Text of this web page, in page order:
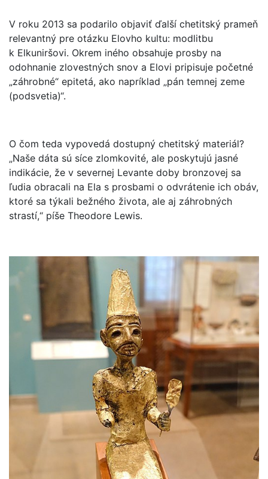
V roku 2013 sa podarilo objaviť ďalší chetitský prameň
relevantný pre otázku Elovho kultu: modlitbu
k Elkuniršovi. Okrem iného obsahuje prosby na
odohnanie zlovestných snov a Elovi pripisuje početné
„záhrobné“ epitetá, ako napríklad „pán temnej zeme
(podsvetia)“.
O čom teda vypovedá dostupný chetitský materiál?
„Naše dáta sú síce zlomkovité, ale poskytujú jasné
indikácie, že v severnej Levante doby bronzovej sa
ľudia obracali na Ela s prosbami o odvrátenie ich obáv,
ktoré sa týkali bežného života, ale aj záhrobných
strastí,“ píše Theodore Lewis.